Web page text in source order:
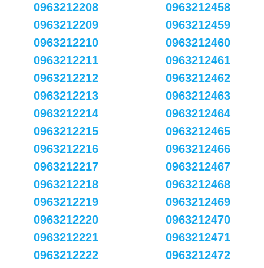
0963212208
0963212209
0963212210
0963212211
0963212212
0963212213
0963212214
0963212215
0963212216
0963212217
0963212218
0963212219
0963212220
0963212221
0963212222
0963212458
0963212459
0963212460
0963212461
0963212462
0963212463
0963212464
0963212465
0963212466
0963212467
0963212468
0963212469
0963212470
0963212471
0963212472